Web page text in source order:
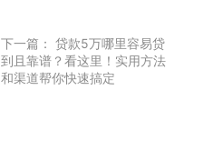
下一篇： 贷款5万哪里容易贷
到且靠谱？看这里！实用方法
和渠道帮你快速搞定